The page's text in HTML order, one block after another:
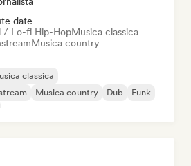
date
/ Lo-fi Hip-HopMusica classica
Musica country
classica
Musica country Dub
Funk